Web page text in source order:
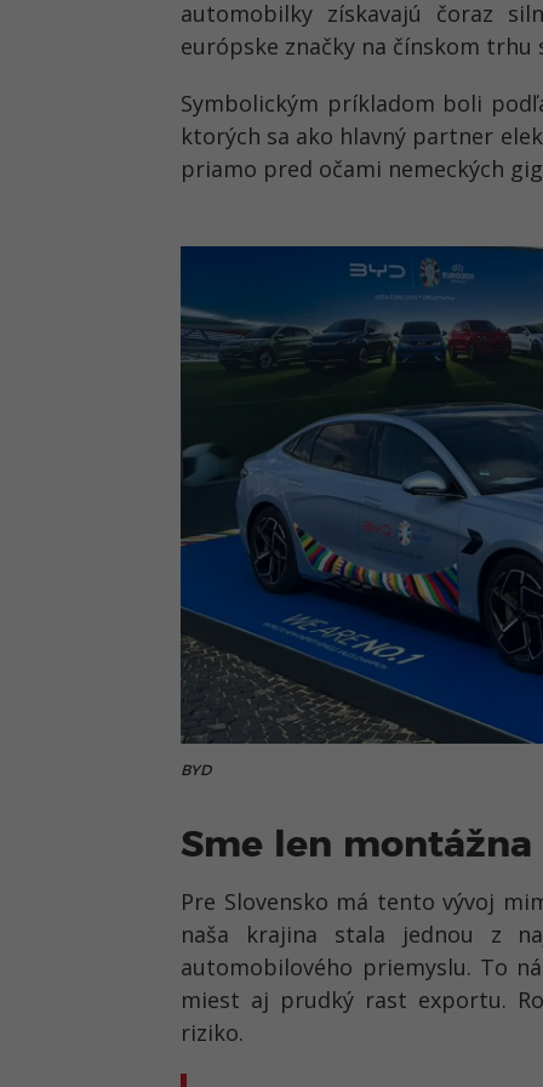
automobilky získavajú čoraz
európske značky na čínskom trhu
Symbolickým príkladom boli
ktorých sa ako hlavný partner
priamo pred očami nemeckých
BYD
Sme len
Pre Slovensko má tento vývoj
naša krajina stala jednou z
automobilového priemyslu. To
miest aj prudký rast exportu.
riziko.